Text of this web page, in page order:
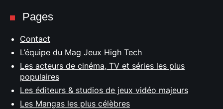
Pages
Contact
L’équipe du Mag Jeux High Tech
Les acteurs de cinéma, TV et séries les plus
populaires
Les éditeurs & studios de jeux vidéo majeurs
Les Mangas les plus célèbres